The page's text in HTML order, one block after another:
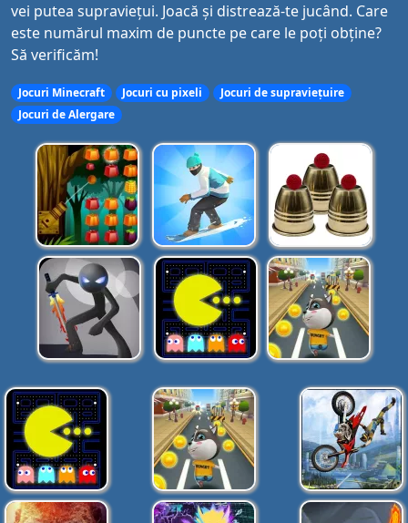
vei putea supraviețui. Joacă și distrează-te jucând. Care
este numărul maxim de puncte pe care le poți obține?
Să verificăm!
Jocuri Minecraft Jocuri cu pixeli
Jocuri de supraviețuire
Jocuri de Alergare